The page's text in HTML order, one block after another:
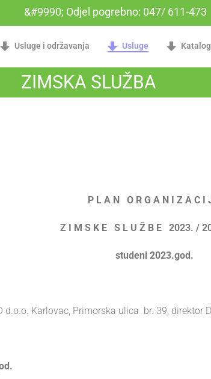
&#9990; Odjel pogrebno: 047/ 611-473
Usluge i održavanja Usluge
ZIMSKA SLUŽBA
P L A N O R G A N I Z A C I
Z I M S K E S L U Ž B E 2023. /
studeni 2023.god.
Karlovac, Primorska ulica br. 39, direktor